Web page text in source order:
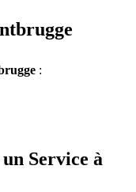
:
Service à